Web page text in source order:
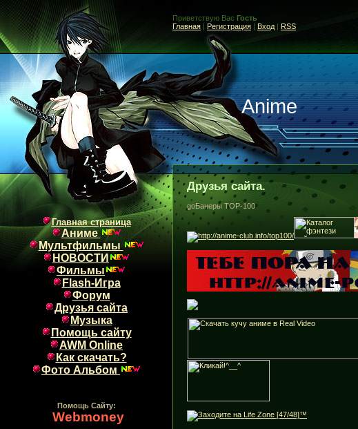
Главная страница
Аниме
Мультфильмы
НОВОСТИ
Фильмы
Flash-Игра
Форум
Друзья сайта
Музыка
Помощь сайту
AWM Online
Как скачать?
Фото Альбом
Помощь Сайту:
Webmoney
Приветствую Вас Гость
Главная | Регистрация | Вход | RSS
Anime
Друзья сайта.
goБанеры TOP-100